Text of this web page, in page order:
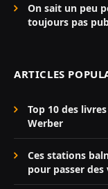
On sait un peu
toujours pas
ARTICLES
Top 10 des
Werber
Ces stations
pour passer